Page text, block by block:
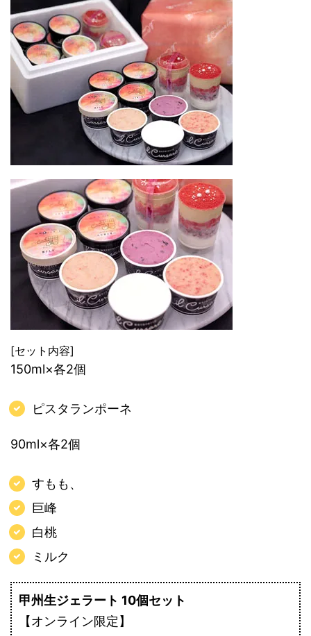
[セット内容]
150ml×各2個
ピスタランポーネ
90ml×各2個
すもも、
巨峰
白桃
ミルク
甲州生ジェラート 10個セット
【オンライン限定】